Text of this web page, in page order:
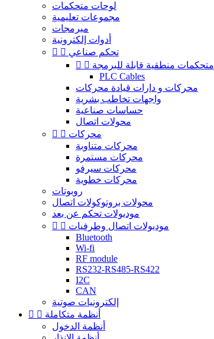
لوحات متحكمات
مجموعات تعليمية
مبرمجات
أدوات إلكترونية
  تحكم صناعي
  متحكمات منطقية قابلة للبرمجة
PLC Cables
محركات و دارات قيادة محركات
واجهات تخاطب بشرية
حساسات صناعية
محولات اتصال
  محركات
محركات متناوبة
محركات مستمرة
محركات سيرفو
محركات خطوية
روبوتات
محولات بروتوكولات اتصال
موديولات تحكم عن بعد
  موديولات اتصال وطرفيات
Bluetooth
Wi-fi
RF module
RS232-RS485-RS422
I2C
CAN
إلكترونيات صوتية
  أنظمة متكاملة
أنظمة الدخول